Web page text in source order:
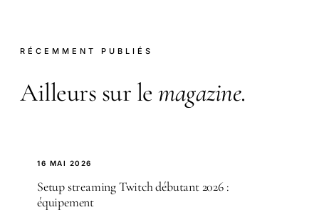
RÉCEMMENT PUBLIÉS
Ailleurs sur le magazine.
16 MAI 2026
Setup streaming Twitch débutant 2026 :
équipement